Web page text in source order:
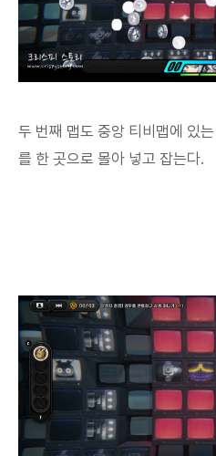
두 번째 맵도 중앙 티비맵에 있
를 한 곳으로 몰아 넣고 잡는다.